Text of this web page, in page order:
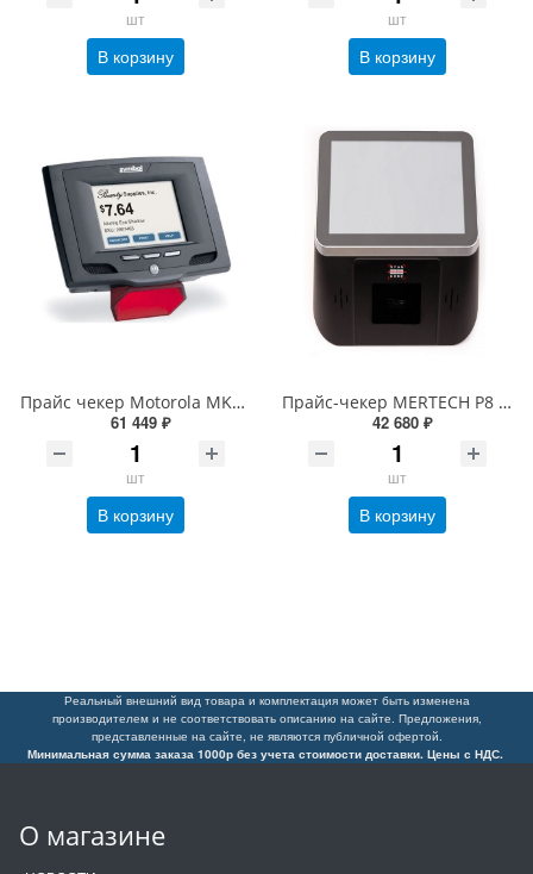
шт
В корзину
шт
В корзину
Прайс чекер Motorola MK500 (Zebra MK500, Symbol) 802.11A/B/G, IMAGER, W/TOUCH (MK590-A030DB9GWTWR)
61 449 ₽
шт
В корзину
Прайс-чекер MERTECH P8 (8", Android 11, 2хUSB, LAN, Wi-Fi, Bluetooth, PoE)
42 680 ₽
шт
В корзину
Реальный внешний вид товара и комплектация может быть изменена
производителем и не соответствовать описанию на сайте. Предложения,
представленные на сайте, не являются публичной офертой.
Минимальная сумма заказа 1000р без учета стоимости доставки. Цены с НДС.
О магазине